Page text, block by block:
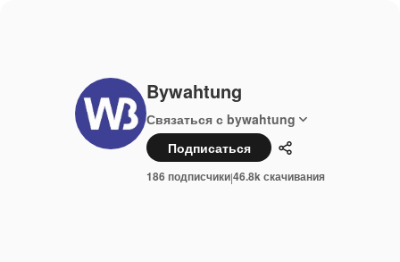
Bywahtung
Связаться с bywahtung
Подписаться
Поделиться
186 подписчики|46.8k скачивания